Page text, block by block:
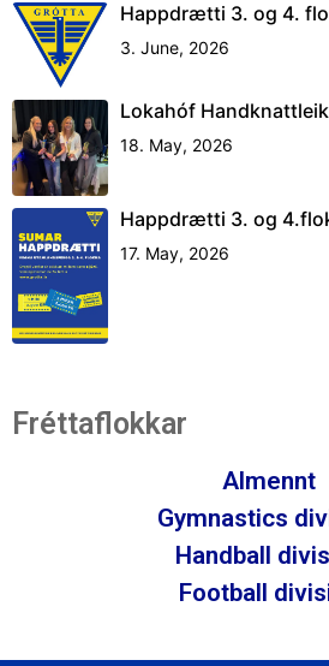
Happdrætti 3. og 4.
3. June, 2026
Lokahóf
18. May, 2026
Happdrætti 3. og
17. May, 2026
Fréttaflokkar
Almennt
Gymnastics
Handball
Football